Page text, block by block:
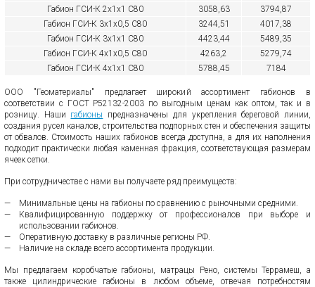
Габион ГСИ-К 2х1х1 С80
3058,63
3794,87
Габион ГСИ-К 3х1х0,5 С80
3244,51
4017,38
Габион ГСИ-К 3х1х1 С80
4423,44
5489,35
Габион ГСИ-К 4х1х0,5 С80
4263,2
5279,74
Габион ГСИ-К 4х1х1 С80
5788,45 7184
ООО "Геоматериалы" предлагает широкий ассортимент габионов в
соответствии с ГОСТ Р52132-2003 по выгодным ценам как оптом, так и в
розницу. Наши габионы
предназначены для укрепления береговой линии,
создания русел каналов, строительства подпорных стен и обеспечения защиты
от обвалов. Стоимость наших габионов всегда доступна, а для их наполнения
подходит практически любая каменная фракция, соответствующая размерам
ячеек сетки.
При сотрудничестве с нами вы получаете ряд преимуществ:
Минимальные цены на габионы по сравнению с рыночными средними.
Квалифицированную поддержку от профессионалов при выборе и
использовании габионов.
Оперативную доставку в различные регионы РФ.
Наличие на складе всего ассортимента продукции.
Мы предлагаем коробчатые габионы, матрацы Рено, системы Террамеш, а
также цилиндрические габионы в любом объеме, отвечая потребностям